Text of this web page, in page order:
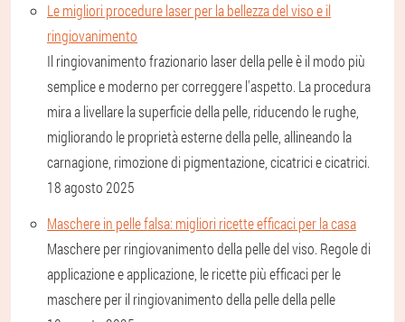
Le migliori procedure laser per la bellezza del viso e il
ringiovanimento
Il ringiovanimento frazionario laser della pelle è il modo più
semplice e moderno per correggere l'aspetto. La procedura
mira a livellare la superficie della pelle, riducendo le rughe,
migliorando le proprietà esterne della pelle, allineando la
carnagione, rimozione di pigmentazione, cicatrici e cicatrici.
18 agosto 2025
Maschere in pelle falsa: migliori ricette efficaci per la casa
Maschere per ringiovanimento della pelle del viso. Regole di
applicazione e applicazione, le ricette più efficaci per le
maschere per il ringiovanimento della pelle della pelle